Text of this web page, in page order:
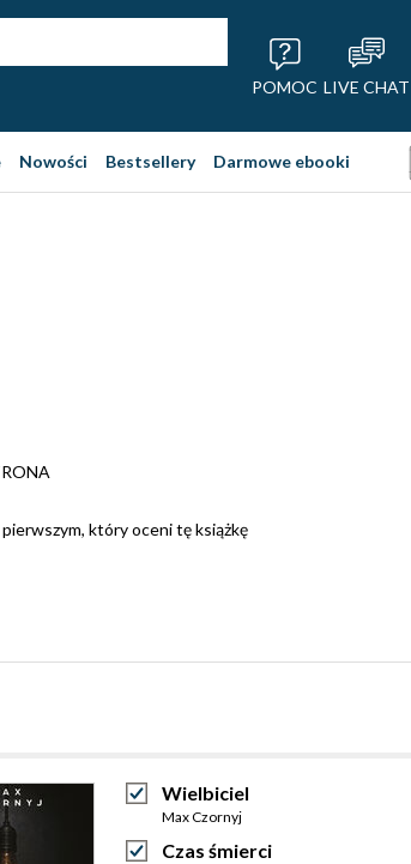
POMOC LIVE CHAT
Nowości Bestsellery Darmowe ebooki
pierwszym, który oceni tę książkę
Wielbiciel
Max Czornyj
Czas śmierci